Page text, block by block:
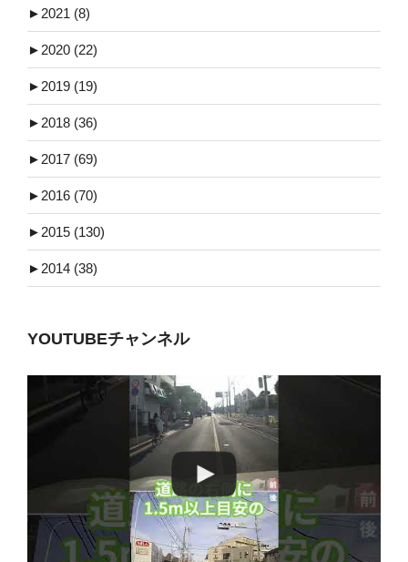
► 2021 (8)
► 2020 (22)
► 2019 (19)
► 2018 (36)
► 2017 (69)
► 2016 (70)
► 2015 (130)
► 2014 (38)
YOUTUBEチャンネル